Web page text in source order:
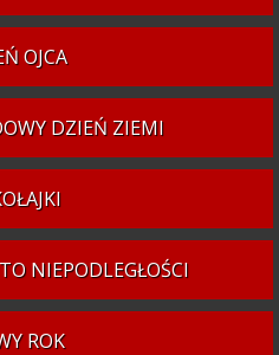
OJCA
DZIEŃ ZIEMI
NIEPODLEGŁOŚCI
ROK